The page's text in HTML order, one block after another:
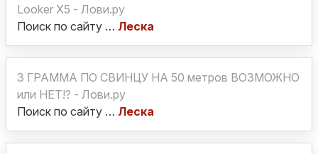
Looker X5 - Лови.ру
Поиск по сайту … Леска
3 ГРАММА ПО СВИНЦУ НА 50 метров ВОЗМОЖНО
или НЕТ!? - Лови.ру
Поиск по сайту … Леска